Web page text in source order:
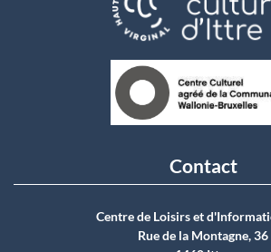
Contact
Centre de Loisirs et
Rue de la Montagne, 36